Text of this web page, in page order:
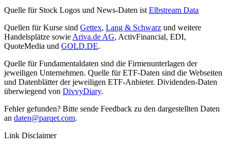
Quelle für Stock Logos und News-Daten ist Elbstream Data
Quellen für Kurse sind Gettex, Lang & Schwarz und weitere
Handelsplätze sowie Ariva.de AG, ActivFinancial, EDI,
QuoteMedia und GOLD.DE.
Quelle für Fundamentaldaten sind die Firmenunterlagen der
jeweiligen Unternehmen. Quelle für ETF-Daten sind die Webseiten
und Datenblätter der jeweiligen ETF-Anbieter. Dividenden-Daten
überwiegend von DivvyDiary.
Fehler gefunden? Bitte sende Feedback zu den dargestellten Daten
an daten@parqet.com.
Link Disclaimer